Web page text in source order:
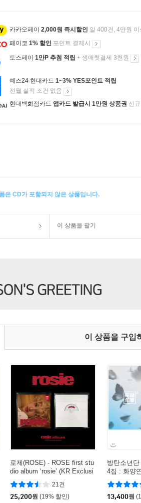
카카오페이 2,000원 즉시할인 일 400건, 4만원 이
페이코 1% 할인 포인트 결제시
토스페이 1만P 추첨 적립 + 생애첫결제 3천원
예스24 현대카드 1~3% YES포인트 적립
전월 실적 조건 없음
현대백화점카드 앱카드 발급시 1만원 상품권 신
은 CD가 포함되지 않은 상품입니다.
이 상품을 팔기
이 상품을 구입
로제(ROSE) - ROSE first stu
dio album ‘rosie’ (KR Exclusi
ve)
21건
25,200원 (19% 할인)
방탄소년
4집 : 화양
덤1종 발송]
13,400원